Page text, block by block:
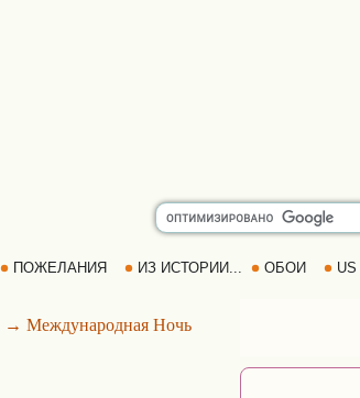
ПОЖЕЛАНИЯ ИЗ ИСТОРИИ... ОБОИ US
→ Международная Ночь